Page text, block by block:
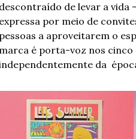
de levar a vida
por meio de
a aproveitarem o
é porta-voz nos cinco
da